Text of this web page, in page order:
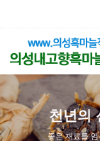
천년의
좋은 재료를